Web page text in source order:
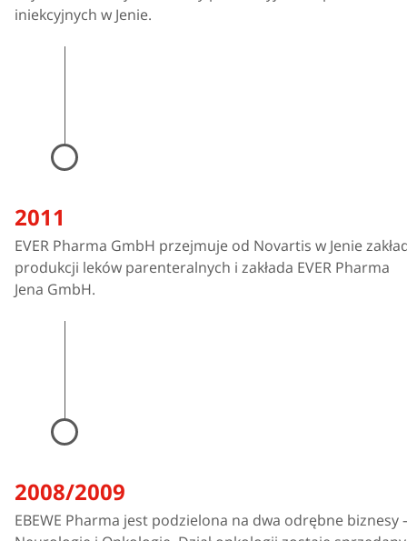
iniekcyjnych w Jenie.
2011
EVER Pharma GmbH przejmuje od Novartis w Jenie
produkcji leków parenteralnych i zakłada EVER Pharma
Jena GmbH.
2008/2009
EBEWE Pharma jest podzielona na dwa odrębne biznesy